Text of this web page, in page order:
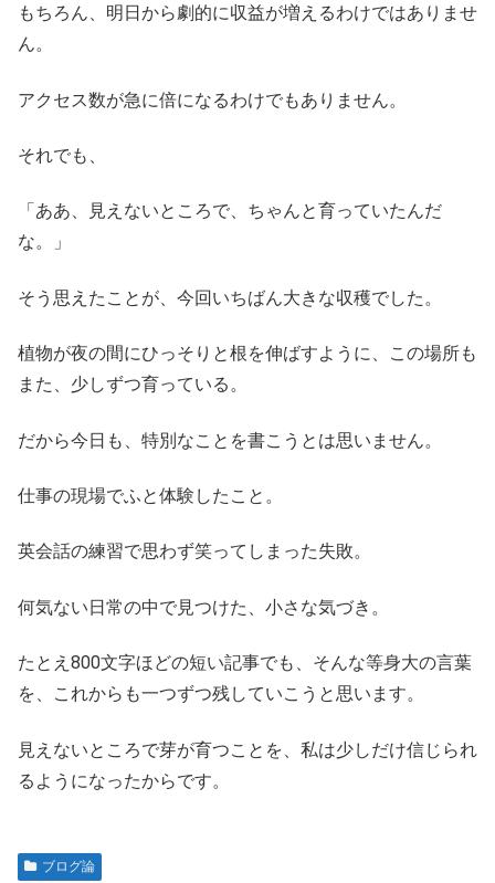
もちろん、明日から劇的に収益が増えるわけではありませ
ん。
アクセス数が急に倍になるわけでもありません。
それでも、
「ああ、見えないところで、ちゃんと育っていたんだ
な。」
そう思えたことが、今回いちばん大きな収穫でした。
植物が夜の間にひっそりと根を伸ばすように、この場所も
また、少しずつ育っている。
だから今日も、特別なことを書こうとは思いません。
仕事の現場でふと体験したこと。
英会話の練習で思わず笑ってしまった失敗。
何気ない日常の中で見つけた、小さな気づき。
たとえ800文字ほどの短い記事でも、そんな等身大の言葉
を、これからも一つずつ残していこうと思います。
見えないところで芽が育つことを、私は少しだけ信じられ
るようになったからです。
ブログ論